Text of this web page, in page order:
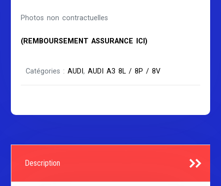
Photos non contractuelles
(REMBOURSEMENT ASSURANCE ICI)
Catégories :AUDI,AUDI A3 8L / 8P / 8V
Description